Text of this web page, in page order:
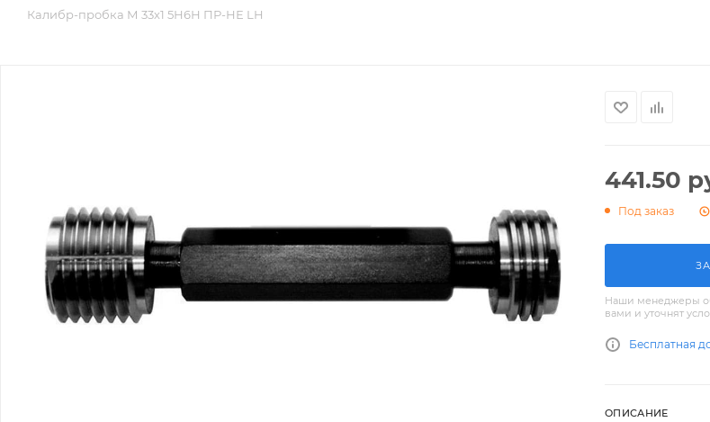
Калибр-пробка М 33х1 5Н6Н ПР-НЕ LH
441.50
Под заказ
Наши менеджеры
вами и уточнят
Бесплатная
ОПИСАНИЕ